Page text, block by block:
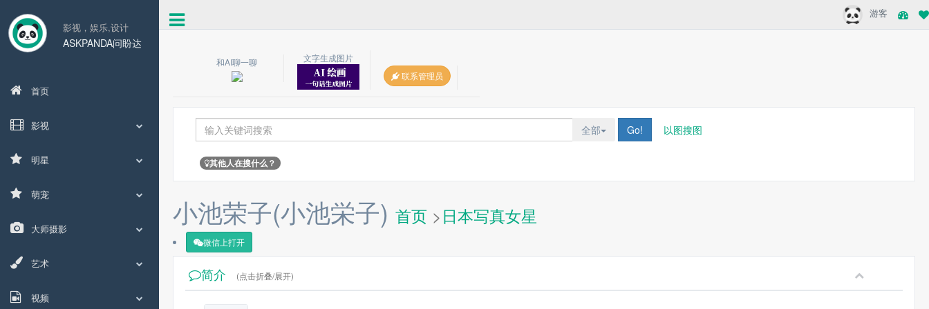
影视，娱乐,设计
ASKPANDA问盼达
首页
影视
明星
萌宠
大师摄影
艺术
视频
游客
和AI聊一聊
文字生成图片
联系管理员
全部 Go! 以图搜图
其他人在搜什么？
小池荣子(小池栄子) 首页 >日本写真女星
微信上打开
简介 (点击折叠/展开)